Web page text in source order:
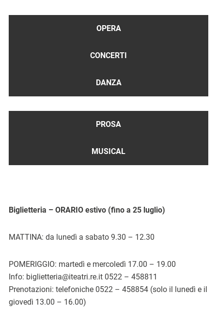
OPERA
CONCERTI
DANZA
PROSA
MUSICAL
Biglietteria – ORARIO estivo (fino a 25 luglio)
MATTINA: da lunedì a sabato 9.30 – 12.30
POMERIGGIO: martedì e mercoledì 17.00 – 19.00
Info: biglietteria@iteatri.re.it 0522 – 458811
Prenotazioni: telefoniche 0522 – 458854 (solo il lunedì e il
giovedì 13.00 – 16.00)